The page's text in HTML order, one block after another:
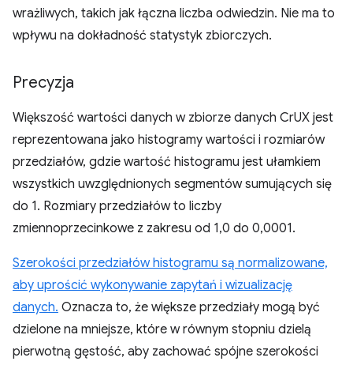
wrażliwych, takich jak łączna liczba odwiedzin. Nie ma to
wpływu na dokładność statystyk zbiorczych.
Precyzja
Większość wartości danych w zbiorze danych CrUX jest
reprezentowana jako histogramy wartości i rozmiarów
przedziałów, gdzie wartość histogramu jest ułamkiem
wszystkich uwzględnionych segmentów sumujących się
do 1. Rozmiary przedziałów to liczby
zmiennoprzecinkowe z zakresu od 1,0 do 0,0001.
Szerokości przedziałów histogramu są normalizowane,
aby uprościć wykonywanie zapytań i wizualizację
danych. Oznacza to, że większe przedziały mogą być
dzielone na mniejsze, które w równym stopniu dzielą
pierwotną gęstość, aby zachować spójne szerokości